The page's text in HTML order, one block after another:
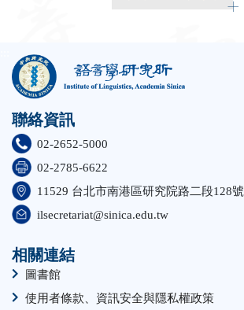
聯絡資訊
02-2652-5000
02-2785-6622
11529 台北市南港區研究院路二段128號
ilsecretariat@sinica.edu.tw
相關連結
圖書館
使用者條款、資訊安全與隱私權政策